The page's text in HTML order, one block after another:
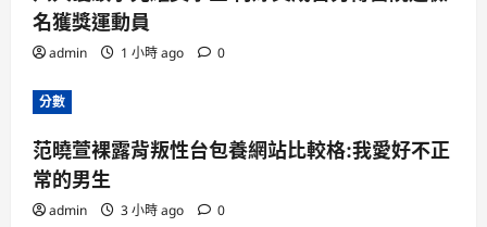
名獲獎運動員
admin 1 小時 ago 0
分數
范曉萱裸露背叛性台包養網站比較格:我愛好不正
常的男生
admin 3 小時 ago 0